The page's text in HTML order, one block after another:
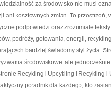
za środowisko nie musi
ani kosztownych zmian. To przestrzeń,
podpowiedzi oraz zrozumiałe
podróży, gotowania, energii,
bardziej świadomy styl życia.
środowiskowe, ale
Recykling i Upcykling i Recykling
poradnik dla każdego, kto